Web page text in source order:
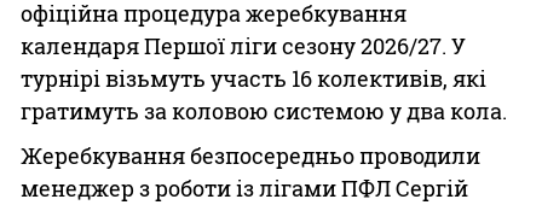
офіційна процедура жеребкування
календаря Першої ліги сезону 2026/27. У
турнірі візьмуть участь 16 колективів, які
гратимуть за коловою системою у два кола.
Жеребкування безпосередньо проводили
менеджер з роботи із лігами ПФЛ Сергій